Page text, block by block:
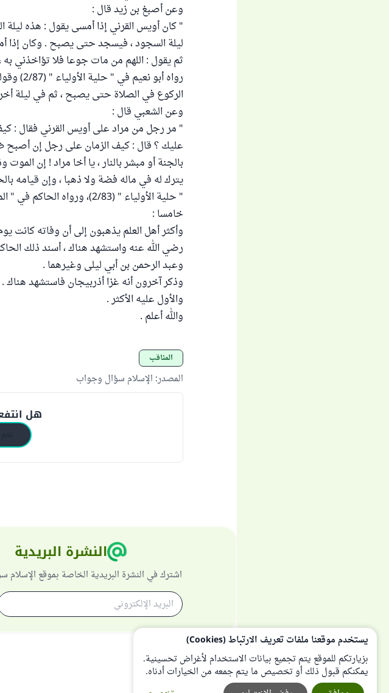
وعن أصبغ بن زيد قال :
" كان أويس القرني إذا أمسى يقول : هذه
ليلة السجود ، فيسجد حتى يصبح . وكان إذا
ثم يقول : اللهم من مات جوعا فلا تؤاخذني
رواه
الركوع في الصلاة حتى يصبح ، ثم في ليلة
وعن الشعبي قال :
" مر رجل من مراد على أويس القرني فقال :
عليك ؟ قال : كيف الزمان على رجل إن أصبح
بالجنة أو مبشر بالنار ، يا أخا مراد ! إن
يترك له في ماله فضة ولا ذهبا ، وإن قيامه
" حلية الأولياء " (2/83)، ورواه الحاكم في " المستدرك " (3/458)
خامسا :
وعبد الرحمن بن أبي ليلى وغيرهما .
وذكر آخرون أنه غزا أذربيجان فاستشهد هناك .
والأول عليه الأكثر .
والله أعلم .
المناقب
المصدر: الإسلام سؤال وجواب
هل
النشرة البريدية
اشترك في النشرة البريدية الخاصة بموقع
يستخدم موقعنا ملفات تعريف الارتباط (Cookies)
بزيارتكم للموقع يتم تجميع بيانات الاستخدام لأغراض تحسينية.
يمكنكم قبول ذلك أو تخصيص ما يتم جمعه من الخيارات أدناه.